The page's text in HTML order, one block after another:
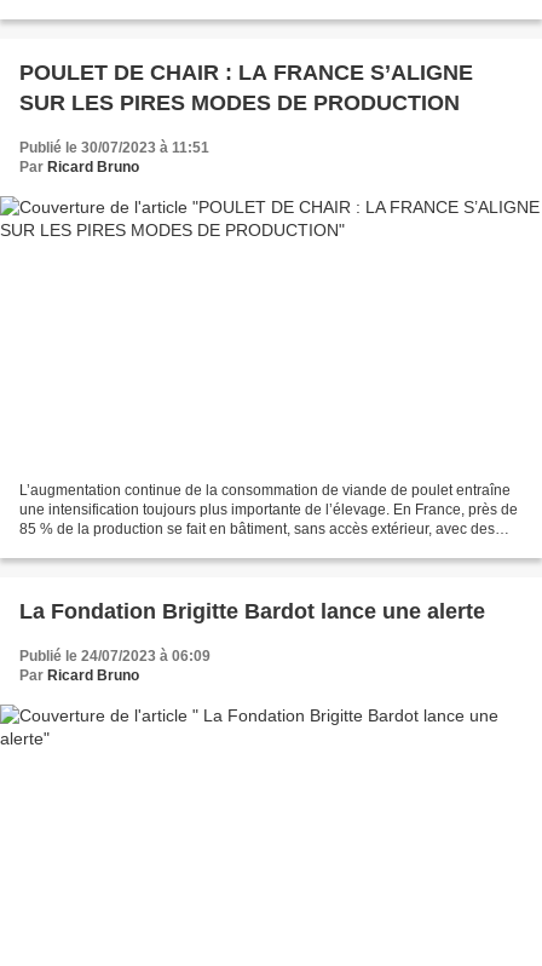
POULET DE CHAIR : LA FRANCE S’ALIGNE
SUR LES PIRES MODES DE PRODUCTION
Publié le 30/07/2023 à 11:51
Par Ricard Bruno
L’augmentation continue de la consommation de viande de poulet entraîne
une intensification toujours plus importante de l’élevage. En France, près de
85 % de la production se fait en bâtiment, sans accès extérieur, avec des
La Fondation Brigitte Bardot lance une alerte
Publié le 24/07/2023 à 06:09
Par Ricard Bruno